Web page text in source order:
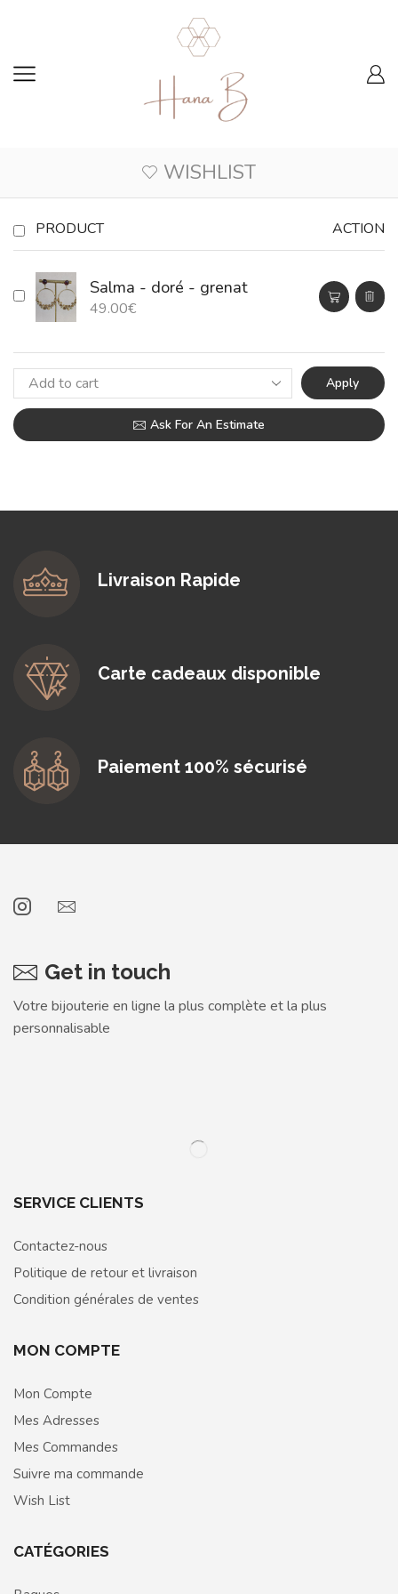
WISHLIST
PRODUCT ACTION
Salma - doré - grenat
49.00€
Apply
Ask For An Estimate
Livraison Rapide
Carte cadeaux disponible
Paiement 100% sécurisé
Get in touch
Votre bijouterie en ligne la plus complète et la plus
personnalisable
SERVICE CLIENTS
Contactez-nous
Politique de retour et livraison
Condition générales de ventes
MON COMPTE
Mon Compte
Mes Adresses
Mes Commandes
Suivre ma commande
Wish List
CATÉGORIES